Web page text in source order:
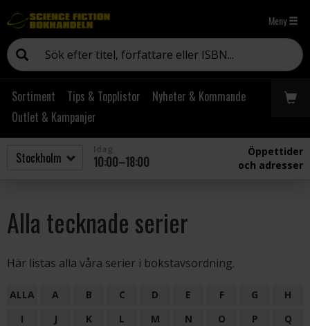
Meny
Sortiment Tips & Topplistor
Nyheter & Kommande
Outlet & Kampanjer
10:00–18:00
Öppettider
och adresser
Alla tecknade serier
Här listas alla våra serier i bokstavsordning.
ALLA A B C D E F G
H
I
J K L M N O P
Q